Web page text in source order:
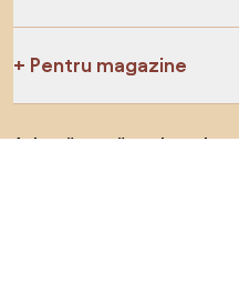
Pentru magazine
Asigură-te că explorezi